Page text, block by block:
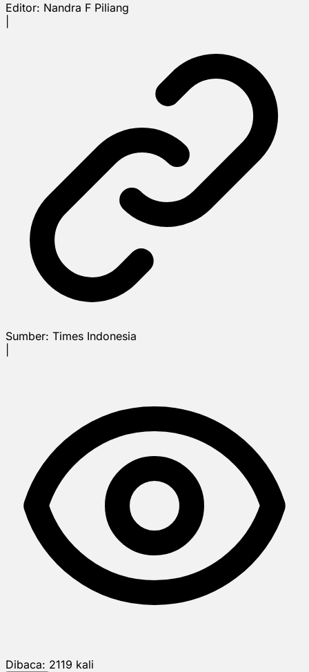
Editor: Nandra F Piliang
Sumber: Times Indonesia
Dibaca: 2119 kali